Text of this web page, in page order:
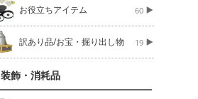
お役立ちアイテム 60
訳あり品/お宝・掘り出し物 19
装飾・消耗品